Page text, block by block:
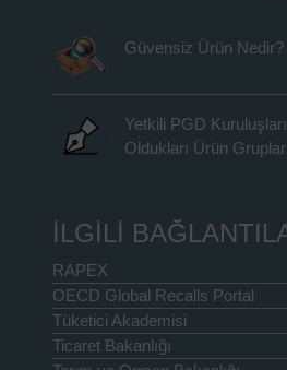
Güvensiz Ürün Nedir?
Yetkili PGD
Oldukları Ürün
İLGİLİ
RAPEX
OECD Global Recalls Portal
Tüketici Akademisi
Ticaret Bakanlığı